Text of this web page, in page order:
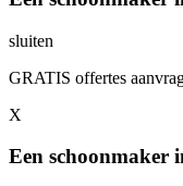
sluiten
GRATIS offertes
X
Een schoonmaker